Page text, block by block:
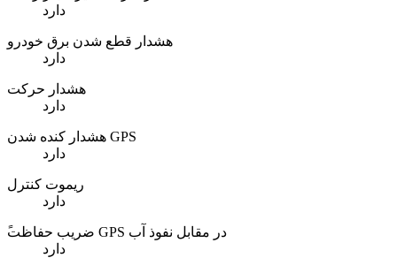
دارد
هشدار قطع شدن برق خودرو
دارد
هشدار حرکت
دارد
هشدار کنده شدن GPS
دارد
ریموت کنترل
دارد
ًضریب حفاظت GPS در مقابل نفوذ آب
دارد